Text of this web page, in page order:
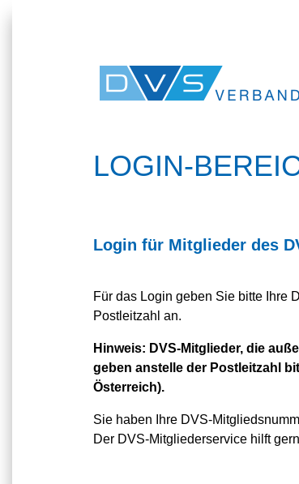
LOGIN-
Login für Mitglieder des
Für das Login geben Sie bitte Ihre
Postleitzahl an.
Hinweis: DVS-Mitglieder, die
geben anstelle der Postleitzahl
Österreich).
Sie haben Ihre DVS-
Der DVS-Mitgliederservice hilft